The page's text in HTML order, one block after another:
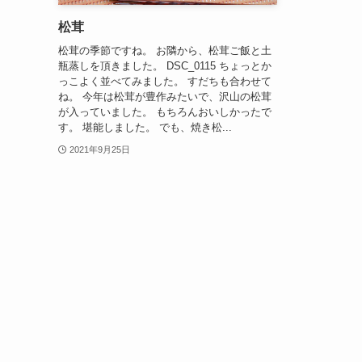
松茸
松茸の季節ですね。 お隣から、松茸ご飯と土
瓶蒸しを頂きました。 DSC_0115 ちょっとか
っこよく並べてみました。 すだちも合わせて
ね。 今年は松茸が豊作みたいで、沢山の松茸
が入っていました。 もちろんおいしかったで
す。 堪能しました。 でも、焼き松...
2021年9月25日